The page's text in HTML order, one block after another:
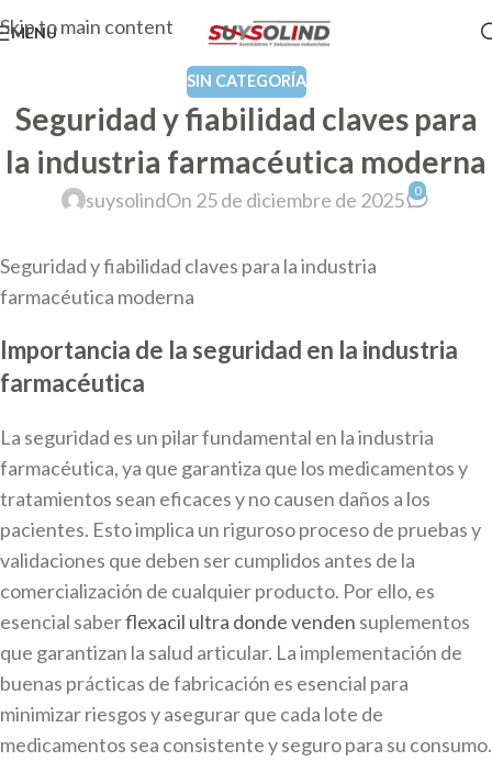
Skip to main content
MENU
SIN CATEGORÍA
Seguridad y fiabilidad claves para
la industria farmacéutica moderna
suysolindOn 25 de diciembre de 2025 0
Seguridad y fiabilidad claves para la industria
farmacéutica moderna
Importancia de la seguridad en la industria
farmacéutica
La seguridad es un pilar fundamental en la industria
farmacéutica, ya que garantiza que los medicamentos y
tratamientos sean eficaces y no causen daños a los
pacientes. Esto implica un riguroso proceso de pruebas y
validaciones que deben ser cumplidos antes de la
comercialización de cualquier producto. Por ello, es
esencial saberflexacil ultra donde venden suplementos
que garantizan la salud articular. La implementación de
buenas prácticas de fabricación es esencial para
minimizar riesgos y asegurar que cada lote de
medicamentos sea consistente y seguro para su consumo.